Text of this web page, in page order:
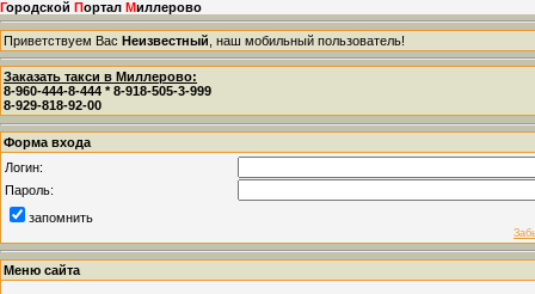
Городской Портал Миллерово
Приветствуем Вас Неизвестный , наш мобильный пользователь!
Заказать такси в Миллерово:
8-960-444-8-444 * 8-918-505-3-999
8-929-818-92-00
Форма входа
Логин:
Пароль:
запомнить
Меню сайта